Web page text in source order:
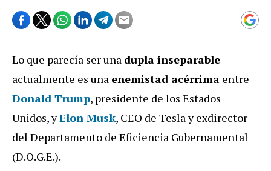
Lo que parecía ser una dupla inseparable
actualmente es una enemistad acérrima entre
Donald Trump, presidente de los Estados
Unidos, yElon Musk, CEO de Tesla y exdirector
del Departamento de Eficiencia Gubernamental
(D.O.G.E.).